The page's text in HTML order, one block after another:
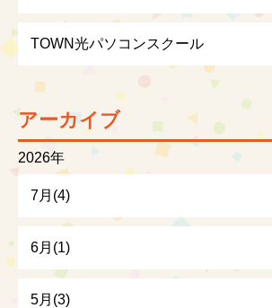
TOWN光パソコンスクール
アーカイブ
2026年
7月(4)
6月(1)
5月(3)